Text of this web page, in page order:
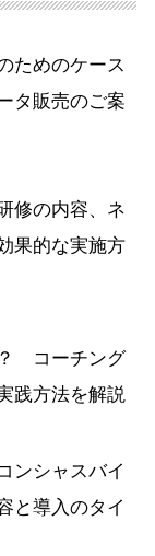
ためのケース
タ販売のご案
修の内容、ネ
果的な実施方
コーチング
践方法を解説
ンシャスバイ
と導入のタイ